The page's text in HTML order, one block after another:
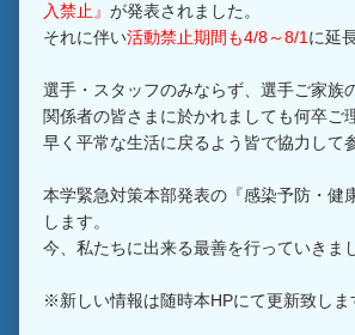
入禁止』が発表されました。
それに伴い活動禁止期間も4/8～8/1 に延
選手・スタッフのみならず、選手ご家族
関係者の皆さまに於かれましても何卒ご
早く平常な生活に戻るよう皆で協力して
本学緊急対策本部発表の『感染予防・健
します。
今、私たちに出来る最善を行っていきま
※新しい情報は随時本HPにて更新致しま